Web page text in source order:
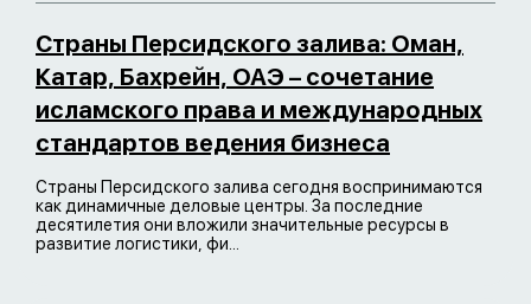
Страны Персидского залива: Оман,
Катар, Бахрейн, ОАЭ – сочетание
исламского права и международных
стандартов ведения бизнеса
Страны Персидского залива сегодня воспринимаются
как динамичные деловые центры. За последние
десятилетия они вложили значительные ресурсы в
развитие логистики, фи...